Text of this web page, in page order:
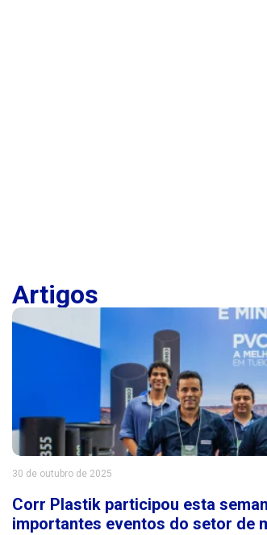
Artigos
30 de outubro de 2025
Corr Plastik participou esta
importantes eventos do setor de